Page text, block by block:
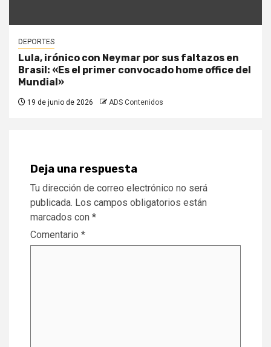
DEPORTES
Lula, irónico con Neymar por sus faltazos en
Brasil: «Es el primer convocado home office del
Mundial»
19 de junio de 2026 ADS Contenidos
Deja una respuesta
Tu dirección de correo electrónico no será
publicada. Los campos obligatorios están
marcados con *
Comentario *